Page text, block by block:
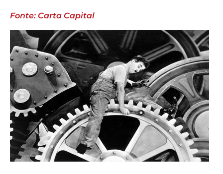
Fonte: Carta Capital